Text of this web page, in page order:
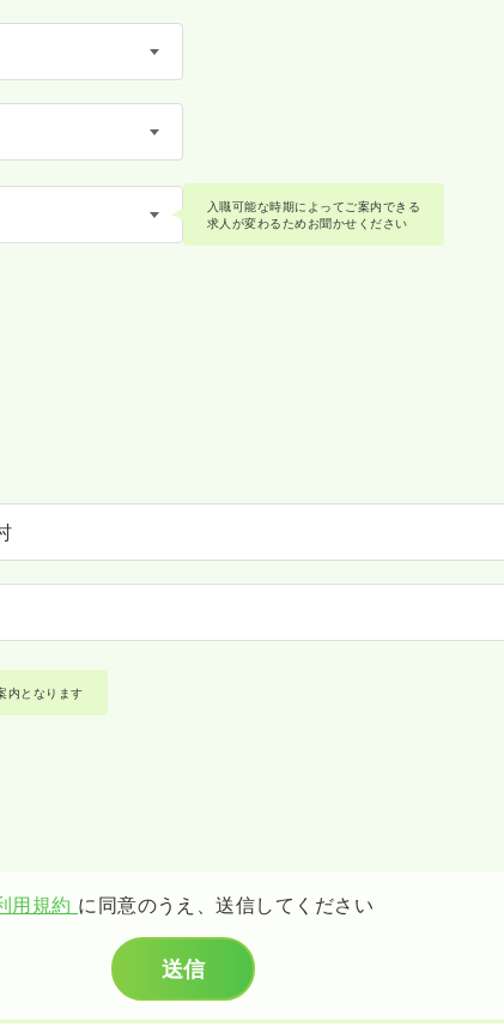
入職可能な時期によってご案内できる
求人が変わるためお聞かせください
内となります
用規約 に同意のうえ、送信してください
送信